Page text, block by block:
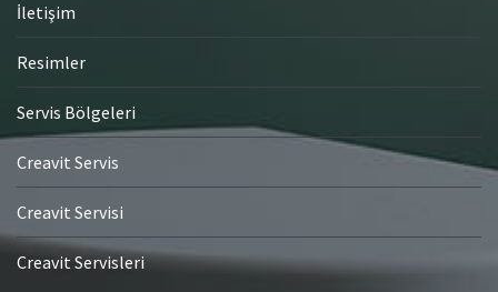
İletişim
Resimler
Servis Bölgeleri
Creavit Servis
Creavit Servisi
Creavit Servisleri